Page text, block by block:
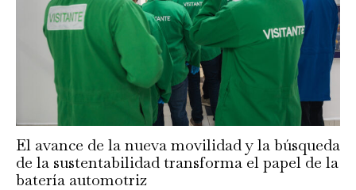
El avance de la nueva movilidad y la búsqueda
de la sustentabilidad transforma el papel de la
batería automotriz